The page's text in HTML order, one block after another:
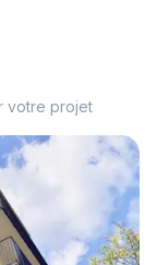
votre projet